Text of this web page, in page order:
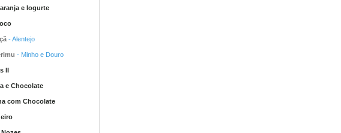
e Iogurte
- Alentejo
- Minho e Douro
II
e Chocolate
com Chocolate